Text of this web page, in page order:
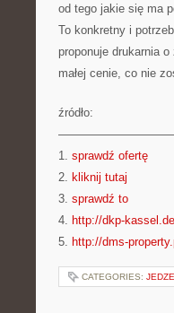
od tego jakie się ma
To konkretny i
proponuje drukarnia
małej cenie, co nie
źródło:
1. sprawdź ofertę
2. kliknij tutaj
3. sprawdź to
4. http://dkp-kassel.de
5. http://dms-
CATEGORIES: